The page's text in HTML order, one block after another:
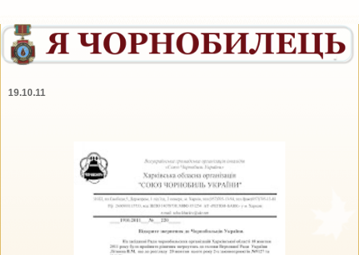
19.10.11